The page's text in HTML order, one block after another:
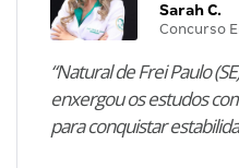
Sarah C.
Concurso
“Natural de Frei Paulo
enxergou os estudos
para conquistar